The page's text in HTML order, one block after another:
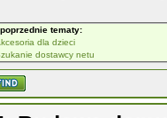
tematy:
dla dzieci
dostawcy netu